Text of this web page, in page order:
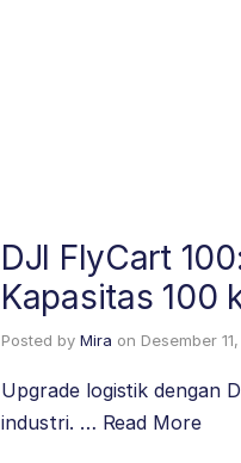
DJI FlyCart
Kapasitas 100
Posted by Mira on Desember
Upgrade logistik dengan
industri. … Read More